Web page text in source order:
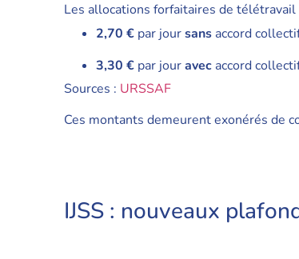
Les allocations forfaitaires de
2,70 € par joursans accord
3,30 € par jouravec accord
Sources : URSSAF
Ces montants demeurent exonérés de
IJSS : nouveaux